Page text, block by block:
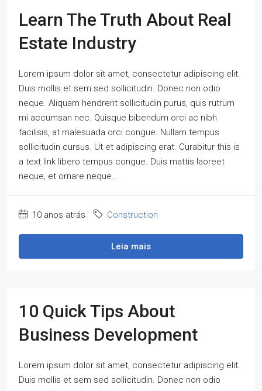
Learn The Truth About Real
Estate Industry
Lorem ipsum dolor sit amet, consectetur adipiscing elit.
Duis mollis et sem sed sollicitudin. Donec non odio
neque. Aliquam hendrerit sollicitudin purus, quis rutrum
mi accumsan nec. Quisque bibendum orci ac nibh
facilisis, at malesuada orci congue. Nullam tempus
sollicitudin cursus. Ut et adipiscing erat. Curabitur this is
a text link libero tempus congue. Duis mattis laoreet
neque, et ornare neque...
10 anos atrás Construction
Leia mais
10 Quick Tips About
Business Development
Lorem ipsum dolor sit amet, consectetur adipiscing elit.
Duis mollis et sem sed sollicitudin. Donec non odio